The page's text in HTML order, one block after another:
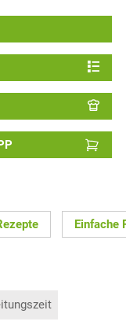
Einfache